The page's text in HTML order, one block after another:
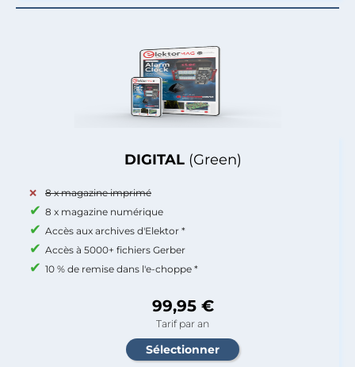
DIGITAL (Green)
8 x magazine imprimé
8 x magazine numérique
Accès aux archives d'Elektor *
Accès à 5000+ fichiers Gerber
10 % de remise dans l'e-choppe *
99,95 €
Tarif par an